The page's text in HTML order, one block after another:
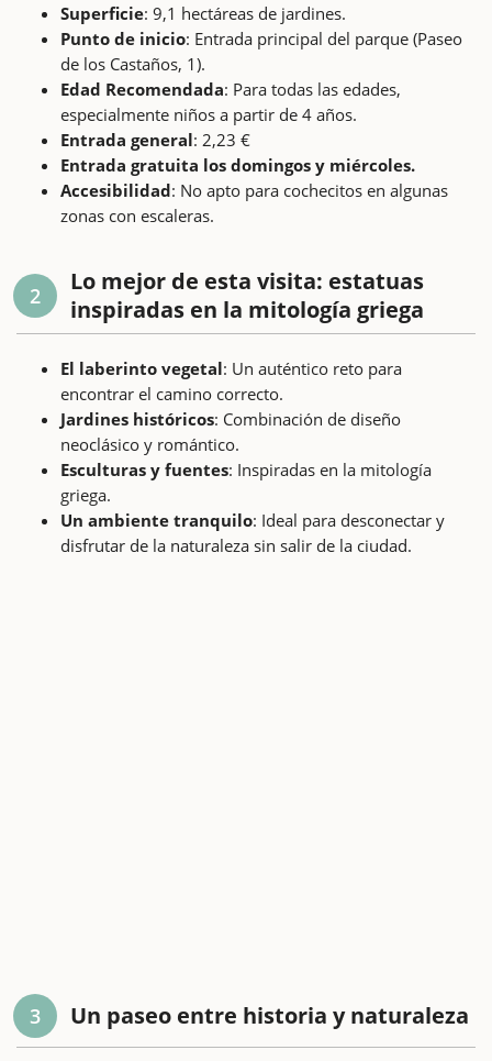
Superficie: 9,1 hectáreas de jardines.
Punto de inicio: Entrada principal del parque (Paseo
de los Castaños, 1).
Edad Recomendada: Para todas las edades,
especialmente niños a partir de 4 años.
Entrada general: 2,23 €
Entrada gratuita los domingos y miércoles.
Accesibilidad: No apto para cochecitos en algunas
zonas con escaleras.
2
Lo mejor de esta visita: estatuas
inspiradas en la mitología griega
El laberinto vegetal: Un auténtico reto para
encontrar el camino correcto.
Jardines históricos: Combinación de diseño
neoclásico y romántico.
Esculturas y fuentes: Inspiradas en la mitología
griega.
Un ambiente tranquilo: Ideal para desconectar y
disfrutar de la naturaleza sin salir de la ciudad.
3 Un paseo entre historia y naturaleza